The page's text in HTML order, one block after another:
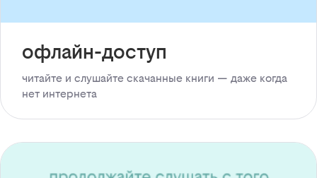
офлайн-доступ
читайте и слушайте скачанные книги — даже когда
нет интернета